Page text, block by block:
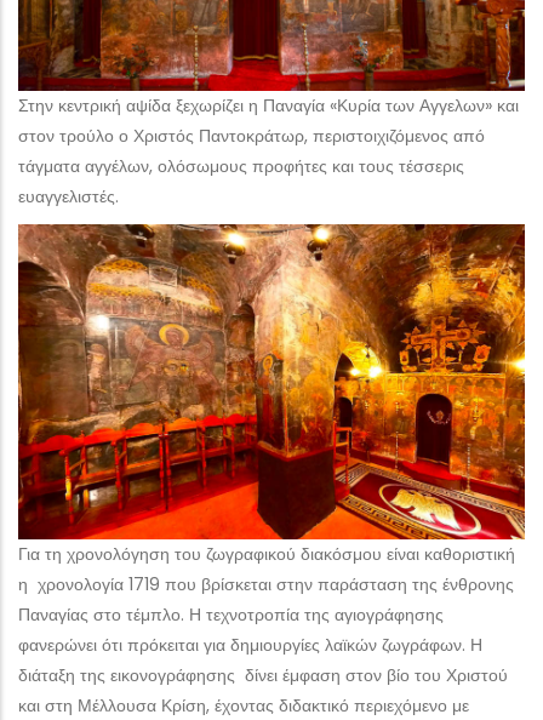
Στην κεντρική αψίδα ξεχωρίζει η Παναγία «Κυρία των Αγγελων» και
στον τρούλο ο Χριστός Παντοκράτωρ, περιστοιχιζόμενος από
τάγματα αγγέλων, ολόσωμους προφήτες και τους τέσσερις
ευαγγελιστές.
Για τη χρονολόγηση του ζωγραφικού διακόσμου είναι καθοριστική
η χρονολογία 1719 που βρίσκεται στην παράσταση της ένθρονης
Παναγίας στο τέμπλο. Η τεχνοτροπία της αγιογράφησης
φανερώνει ότι πρόκειται για δημιουργίες λαϊκών ζωγράφων. Η
διάταξη της εικονογράφησης δίνει έμφαση στον βίο του Χριστού
και στη Μέλλουσα Κρίση, έχοντας διδακτικό περιεχόμενο με